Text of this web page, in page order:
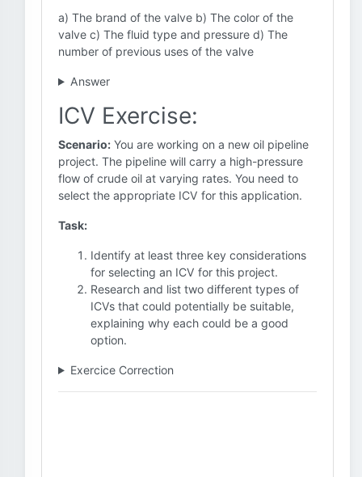
a) The brand of the valve b) The color of the
valve c) The fluid type and pressure d) The
number of previous uses of the valve
Answer
ICV Exercise:
Scenario: You are working on a new oil pipeline
project. The pipeline will carry a high-pressure
flow of crude oil at varying rates. You need to
select the appropriate ICV for this application.
Task:
Identify at least three key considerations
for selecting an ICV for this project.
Research and list two different types of
ICVs that could potentially be suitable,
explaining why each could be a good
option.
Exercice Correction